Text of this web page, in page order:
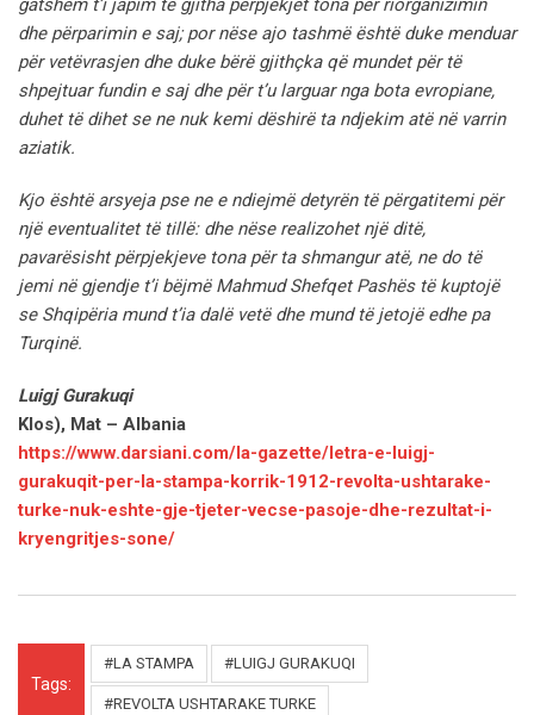
gatshëm t’i japim të gjitha përpjekjet tona për riorganizimin
dhe përparimin e saj; por nëse ajo tashmë është duke menduar
për vetëvrasjen dhe duke bërë gjithçka që mundet për të
shpejtuar fundin e saj dhe për t’u larguar nga bota evropiane,
duhet të dihet se ne nuk kemi dëshirë ta ndjekim atë në varrin
aziatik.
Kjo është arsyeja pse ne e ndiejmë detyrën të përgatitemi për
një eventualitet të tillë: dhe nëse realizohet një ditë,
pavarësisht përpjekjeve tona për ta shmangur atë, ne do të
jemi në gjendje t’i bëjmë Mahmud Shefqet Pashës të kuptojë
se Shqipëria mund t’ia dalë vetë dhe mund të jetojë edhe pa
Turqinë.
Luigj Gurakuqi
Klos), Mat – Albania
https://www.darsiani.com/la-gazette/letra-e-luigj-
gurakuqit-per-la-stampa-korrik-1912-revolta-ushtarake-
turke-nuk-eshte-gje-tjeter-vecse-pasoje-dhe-rezultat-i-
kryengritjes-sone/
Tags:
#LA STAMPA #LUIGJ GURAKUQI
#REVOLTA USHTARAKE TURKE